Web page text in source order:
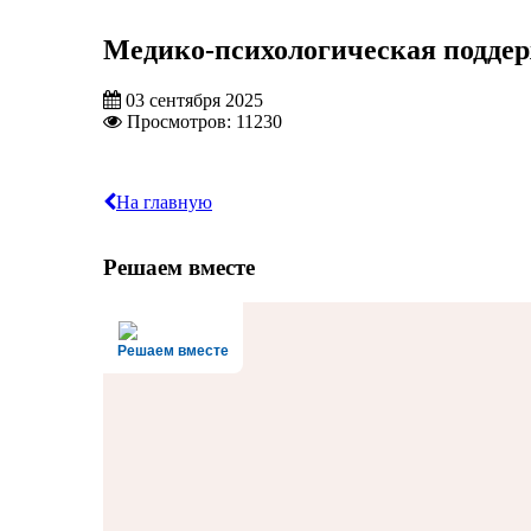
Медико-психологическая
03 сентября 2025
Просмотров: 11230
На главную
Решаем вместе
Решаем вместе